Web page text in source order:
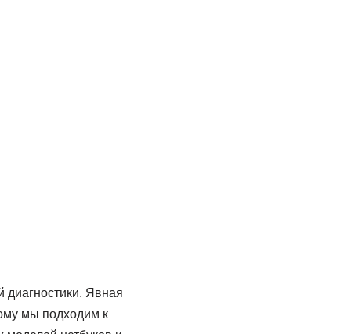
диагностики. Явная
мы подходим к